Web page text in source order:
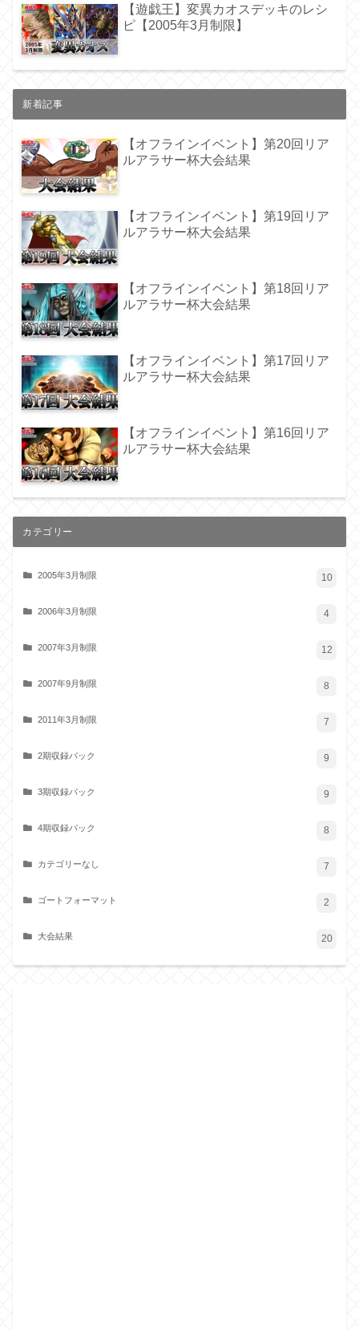
【遊戯王】変異カオスデッキのレシ
ピ【2005年3月制限】
新着記事
【オフラインイベント】第20回リア
ルアラサー杯大会結果
【オフラインイベント】第19回リア
ルアラサー杯大会結果
【オフラインイベント】第18回リア
ルアラサー杯大会結果
【オフラインイベント】第17回リア
ルアラサー杯大会結果
【オフラインイベント】第16回リア
ルアラサー杯大会結果
カテゴリー
2005年3月制限 10
2006年3月制限 4
2007年3月制限 12
2007年9月制限 8
2011年3月制限 7
2期収録パック 9
3期収録パック 9
4期収録パック 8
カテゴリーなし 7
ゴートフォーマット 2
大会結果 20